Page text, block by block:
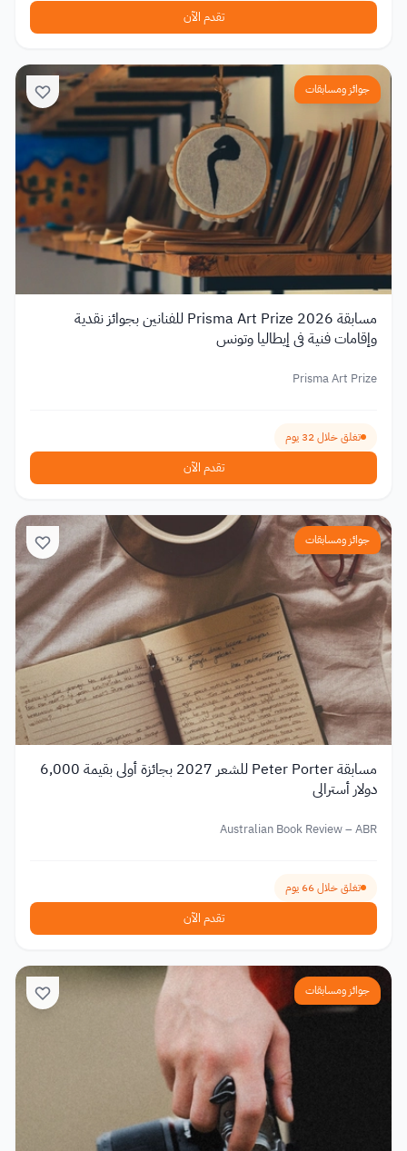
تقدم الآن
جوائز ومسابقات
مسابقة Prisma Art Prize 2026 للفنانين بجوائز نقدية
وإقامات فنية في إيطاليا وتونس
Prisma Art Prize
تغلق خلال 32 يوم
تقدم الآن
جوائز ومسابقات
مسابقة Peter Porter للشعر 2027 بجائزة أولى بقيمة 6,000
دولار أسترالي
Australian Book Review – ABR
تغلق خلال 66 يوم
تقدم الآن
جوائز ومسابقات